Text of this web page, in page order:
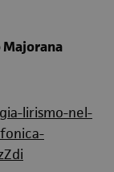
lirismo-nel-